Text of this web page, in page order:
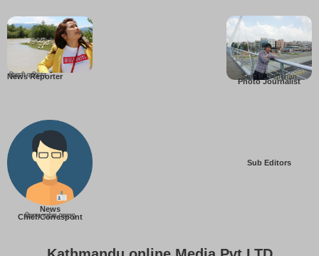
News Reporter
बिहानी पाख्रिन
Photo Journalist
Som B. Lopchan
News
Chief/Correspont
बिज्ञान वाईबा (ममता)
Sub Editors